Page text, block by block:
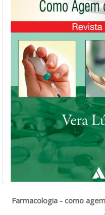
Farmacologia - como